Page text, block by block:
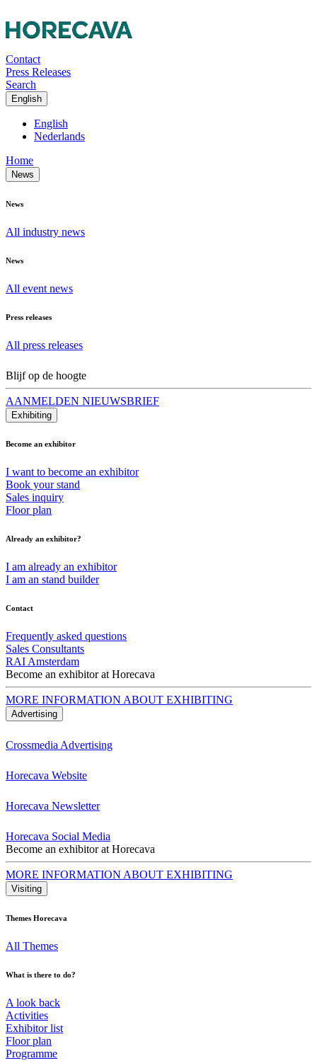
Contact
Press Releases
Search
English
English
Nederlands
Home
News
News
All industry news
News
All event news
Press releases
All press releases
Blijf op de hoogte
AANMELDEN NIEUWSBRIEF
Exhibiting
Become an exhibitor
I want to become an exhibitor
Book your stand
Sales inquiry
Floor plan
Already an exhibitor?
I am already an exhibitor
I am an stand builder
Contact
Frequently asked questions
Sales Consultants
RAI Amsterdam
Become an exhibitor at Horecava
MORE INFORMATION ABOUT EXHIBITING
Advertising
Crossmedia Advertising
Horecava Website
Horecava Newsletter
Horecava Social Media
Become an exhibitor at Horecava
MORE INFORMATION ABOUT EXHIBITING
Visiting
Themes Horecava
All Themes
What is there to do?
A look back
Activities
Exhibitor list
Floor plan
Programme